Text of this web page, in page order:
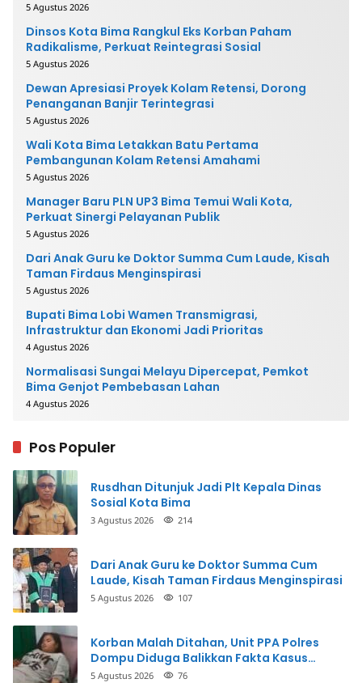
5 Agustus 2026
Dinsos Kota Bima Rangkul Eks Korban Paham
Radikalisme, Perkuat Reintegrasi Sosial
5 Agustus 2026
Dewan Apresiasi Proyek Kolam Retensi, Dorong
Penanganan Banjir Terintegrasi
5 Agustus 2026
Wali Kota Bima Letakkan Batu Pertama
Pembangunan Kolam Retensi Amahami
5 Agustus 2026
Manager Baru PLN UP3 Bima Temui Wali Kota,
Perkuat Sinergi Pelayanan Publik
5 Agustus 2026
Dari Anak Guru ke Doktor Summa Cum Laude, Kisah
Taman Firdaus Menginspirasi
5 Agustus 2026
Bupati Bima Lobi Wamen Transmigrasi,
Infrastruktur dan Ekonomi Jadi Prioritas
4 Agustus 2026
Normalisasi Sungai Melayu Dipercepat, Pemkot
Bima Genjot Pembebasan Lahan
4 Agustus 2026
Pos Populer
Rusdhan Ditunjuk Jadi Plt Kepala Dinas
Sosial Kota Bima
3 Agustus 2026 214
Dari Anak Guru ke Doktor Summa Cum
Laude, Kisah Taman Firdaus Menginspirasi
5 Agustus 2026 107
Korban Malah Ditahan, Unit PPA Polres
Dompu Diduga Balikkan Fakta Kasus
Penganiayaan
5 Agustus 2026 76